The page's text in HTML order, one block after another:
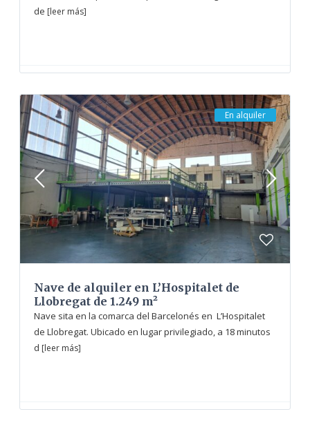
de [leer más]
En alquiler
Nave de alquiler en L’Hospitalet de
Llobregat de 1.249 m²
Nave sita en la comarca del Barcelonés en L’Hospitalet
de Llobregat. Ubicado en lugar privilegiado, a 18 minutos
d [leer más]